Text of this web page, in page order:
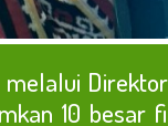
10 besar